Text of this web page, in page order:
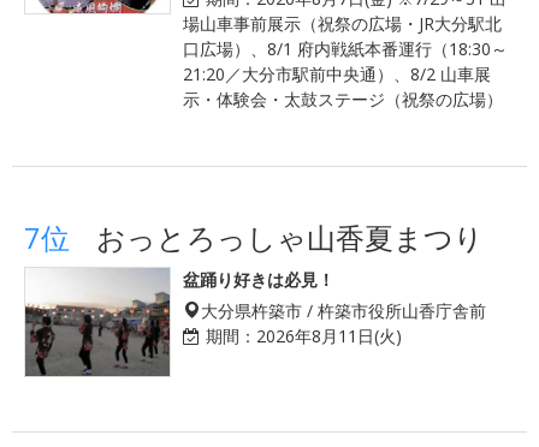
場山車事前展示（祝祭の広場・JR大分駅北
口広場）、8/1 府内戦紙本番運行（18:30～
21:20／大分市駅前中央通）、8/2 山車展
示・体験会・太鼓ステージ（祝祭の広場）
7位 おっとろっしゃ山香夏まつり
盆踊り好きは必見！
大分県杵築市 / 杵築市役所山香庁舎前
期間： 2026年8月11日(火)